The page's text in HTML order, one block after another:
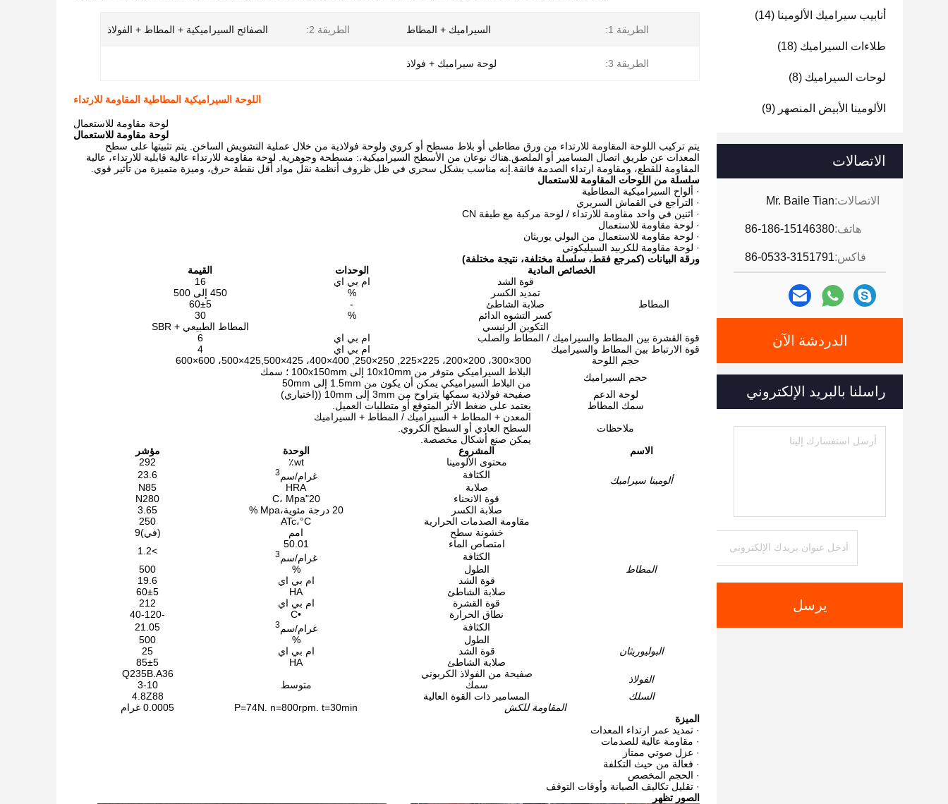
أنابيب سيراميك الألومينا (14)
طلاءات السيراميك (18)
لوحات السيراميك (8)
الألومينا الأبيض المنصهر (9)
الاتصالات
الاتصالات:Mr. Baile Tian
هاتف:86-186-15146380
فاكس:86-0533-3151791
الدردشة الآن
راسلنا بالبريد الإلكتروني
يرسل
الطريقة 1: السيراميك + المطاط الطريقة 2: الصفائح السيراميكية + المطاط + الفولاذ
الطريقة 3: لوحة سيراميك + فولاذ
اللوحة السيراميكية المطاطية المقاومة للارتداء
لوحة مقاومة للاستعمال
لوحة مقاومة للاستعمال
يتم تركيب اللوحة المقاومة للارتداء من ورق مطاطي أو بلاط مسطح أو كروي ولوحة فولاذية من خلال عملية التشويش الساخن. يتم تثبيتها على سطح
المعدات عن طريق اتصال المسامير أو الملصق.هناك نوعان من الأسطح السيراميكية،: مسطحة وجوهرية. لوحة مقاومة للارتداء عالية قابلية للارتداء، عالية
المقاومة للقطع، ومقاومة ارتداء الصدمة فائقة.إنه مناسب بشكل سحري في ظل ظروف أنظمة نقل مواد أقل نقطة حرق، وميزة متميزة من تأثير قوي.
سلسلة من اللوحات المقاومة للاستعمال
· ألواح السيراميكية المطاطية
· التراجع في القماش السريري
· اثنين في واحد مقاومة للارتداء / لوحة مركبة مع طبقة CN
· لوحة مقاومة للاستعمال
· لوحة مقاومة للاستعمال من البولي يوريثان
· لوحة مقاومة للكربيد السيليكوني
ورقة البيانات (كمرجع فقط، سلسلة مختلفة، نتيجة مختلفة)
الخصائص المادية
الوحدات القيمة
المطاط
قوة الشد ام بي اي
16
تمديد الكسر
%
450 إلى 500
صلابة الشاطئ
-
60±5
كسر التشوه الدائم
%
30
التكوين الرئيسي
المطاط الطبيعي + SBR
قوة القشرة بين المطاط والسيراميك / المطاط والصلب
ام بي اي
6
قوة الارتباط بين المطاط والسيراميك
ام بي اي
4
حجم اللوحة
300×300، 200×200، 225×225, 250×250, 400×400، 425×425,500×500، 600×600
حجم السيراميك
البلاط السيراميكي متوفر من 10x10mm إلى 100x150mm ؛ سمك
من البلاط السيراميكي يمكن أن يكون من 1.5mm إلى 50mm
لوحة الدعم
صفيحة فولاذية سمكها يتراوح من 3mm إلى 10mm ((اختياري)
سمك المطاط
يعتمد على ضغط الأثر المتوقع أو متطلبات العميل.
ملاحظات
المعدن + المطاط + السيراميك / المطاط + السيراميك
السطح العادي أو السطح الكروي.
يمكن صنع أشكال مخصصة.
الاسم
المشروع الوحدة مؤشر
ألومينا سيراميك
محتوى الألومينا wt٪
292
الكثافة
غرام/سم3
23.6
صلابة
HRA
N85
قوة الانحناء
20"C، Mpa N280
المطاط
صلابة الكسر 20 درجة مئوية،Mpa %
3.65
مقاومة الصدمات الحرارية
ATc،°C
250
خشونة سطح
امم
(في)9
امتصاص الماء
50.01
>1.2 الكثافة غرام/سم3
الطول %
500
قوة الشد
ام بي اي
19.6
صلابة الشاطئ
HA
60±5
قوة القشرة
ام بي اي
212
نطاق الحرارة
•C
-40-120
الكثافة
غرام/سم3
21.05
البوليوريثان
الطول %
500
قوة الشد
ام بي اي
25
صلابة الشاطئ
HA
85±5
الفولاذ
صفيحة من الفولاذ الكربوني
متوسط
Q235B.A36
سمك
3-10
السلك
المسامير ذات القوة العالية
4.8Z88
المقاومة للكش
P=74N. n=800rpm. t=30min
0.0005 غرام
الميزة
· تمديد عمر ارتداء المعدات
· مقاومة عالية للصدمات
· عزل صوتي ممتاز
· فعالة من حيث التكلفة
· الحجم المخصص
· تقليل تكاليف الصيانة وأوقات التوقف
الصور تظهر